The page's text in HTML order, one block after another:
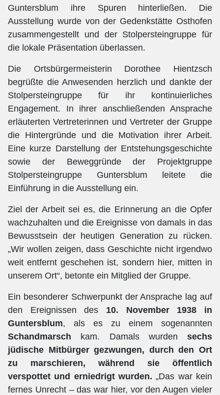
Guntersblum ihre Spuren hinterließen. Die
Ausstellung wurde von der Gedenkstätte Osthofen
zusammengestellt und der Stolpersteingruppe für
die lokale Präsentation überlassen.
Die Ortsbürgermeisterin Dorothee Hientzsch
begrüßte die Anwesenden herzlich und dankte der
Stolpersteingruppe für ihr kontinuierliches
Engagement. In ihrer anschließenden Ansprache
erläuterten Vertreterinnen und Vertreter der Gruppe
die Hintergründe und die Motivation ihrer Arbeit.
Eine kurze Darstellung der Entstehungsgeschichte
sowie der Beweggründe der Projektgruppe
Stolpersteingruppe Guntersblum leitete die
Einführung in die Ausstellung ein.
Ziel der Arbeit sei es, die Erinnerung an die Opfer
wachzuhalten und die Ereignisse von damals in das
Bewusstsein der heutigen Generation zu rücken.
„Wir wollen zeigen, dass Geschichte nicht irgendwo
weit entfernt geschehen ist, sondern hier, mitten in
unserem Ort“, betonte ein Mitglied der Gruppe.
Ein besonderer Schwerpunkt der Ansprache lag auf
den Ereignissen des 10. November 1938 in
Guntersblum, als es zu einem sogenannten
Schandmarsch kam. Damals wurden sechs
jüdische Mitbürger gezwungen, durch den Ort
zu marschieren, während sie öffentlich
verspottet und erniedrigt wurden. „Das war kein
fernes Unrecht – das war hier, vor den Augen vieler